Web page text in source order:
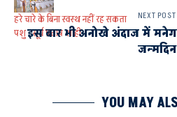
हरे चारे के बिना स्वस्थ नहीं रह सकता
पशु : सूर्य प्रताप शाही
NEXT POST
इस बार भी अनोखे अंदाज में
जन्मदिन
YOU MAY